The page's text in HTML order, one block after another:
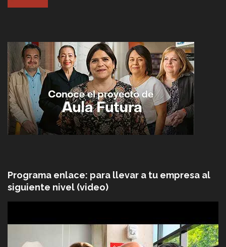
Programa enlace: para llevar a tu empresa al
siguiente nivel (video)